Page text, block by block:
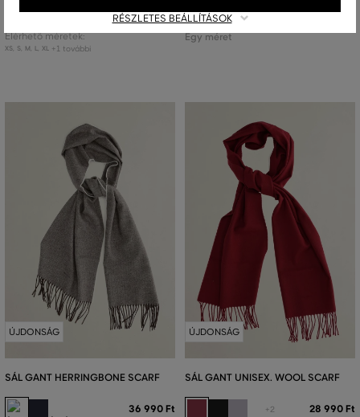
44 990 Ft
Elérhető méretek:
XS, S, M L, XL +1 további
Elérhető méretek:
Egy méret
ÚJDONSÁG
SÁL GANT HERRINGBONE SCARF
36 990 Ft
ÚJDONSÁG
SÁL GANT UNISEX. WOOL SCARF
+2 28 990 Ft
RÉSZLETES BEÁLLÍTÁSOK